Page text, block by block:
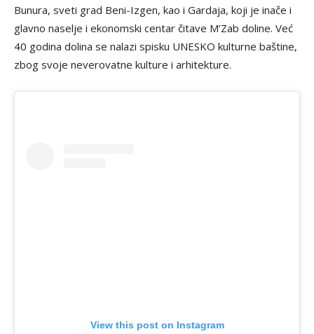
Bunura, sveti grad Beni-Izgen, kao i Gardaja, koji je inače i
glavno naselje i ekonomski centar čitave M’Zab doline. Već
40 godina dolina se nalazi spisku UNESKO kulturne baštine,
zbog svoje neverovatne kulture i arhitekture.
View this post on Instagram